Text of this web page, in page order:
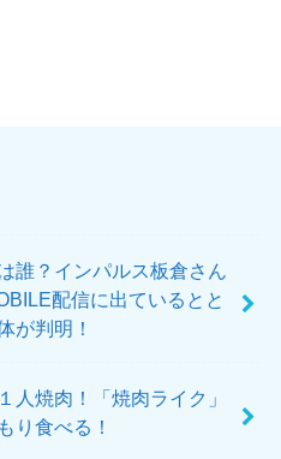
誰？インパルス板倉さん
配信に出ているとと
が判明！
人焼肉！「焼肉ライク」
り食べる！